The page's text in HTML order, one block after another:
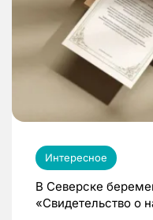
Интересное
В Северске
«Свидетельство о